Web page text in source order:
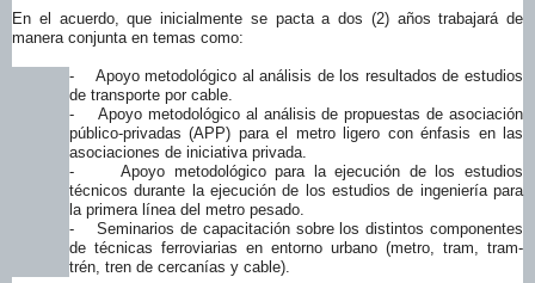
En el acuerdo, que inicialmente se pacta a dos (2) años trabajará de
manera conjunta en temas como:
-
Apoyo metodológico al análisis de los resultados de estudios
de transporte por cable.
-
Apoyo metodológico al análisis de propuestas de asociación
público-privadas (APP) para el metro ligero con énfasis en las
asociaciones de iniciativa privada.
-
Apoyo metodológico para la ejecución de los estudios
técnicos durante la ejecución de los estudios de ingeniería para
la primera línea del metro pesado.
-
Seminarios de capacitación sobre los distintos componentes
de técnicas ferroviarias en entorno urbano (metro, tram, tram-
trén, tren de cercanías y cable).